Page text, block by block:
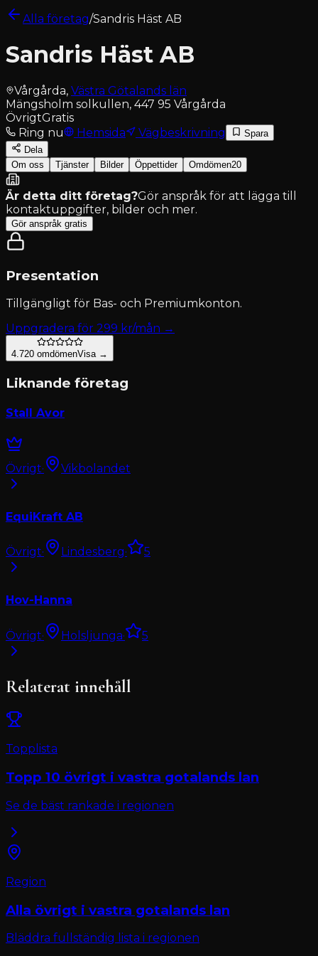
Alla företag/Sandris Häst AB
Sandris Häst AB
Vårgårda, Västra Götalands län
Mängsholm solkullen, 447 95 Vårgårda
ÖvrigtGratis
Ring nu
Hemsida Vägbeskrivning
Spara
Dela
Om oss
Tjänster Bilder Öppettider Omdömen20
Är detta ditt företag?Gör anspråk för att lägga till
kontaktuppgifter, bilder och mer.
Gör anspråk gratis
Presentation
Tillgängligt för Bas- och Premiumkonton.
Uppgradera för 299 kr/mån →
4.720 omdömenVisa →
Liknande företag
Stall Avor
Övrigt· Vikbolandet
EquiKraft AB
Övrigt· Lindesberg· 5
Hov-Hanna
Övrigt· Holsljunga· 5
Relaterat innehåll
Topplista
Topp 10 övrigt i vastra gotalands lan
Se de bäst rankade i regionen
Region
Alla övrigt i vastra gotalands lan
Bläddra fullständig lista i regionen